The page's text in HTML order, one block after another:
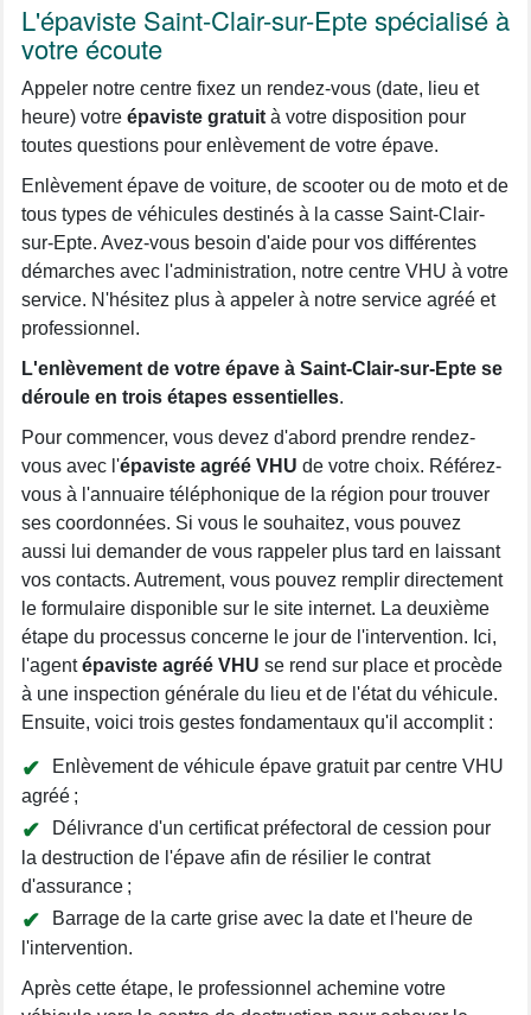
L'épaviste Saint-Clair-sur-Epte spécialisé à
votre écoute
Appeler notre centre fixez un rendez-vous (date, lieu et
heure) votre épaviste gratuit à votre disposition pour
toutes questions pour enlèvement de votre épave.
Enlèvement épave de voiture, de scooter ou de moto et de
tous types de véhicules destinés à la casse Saint-Clair-
sur-Epte. Avez-vous besoin d'aide pour vos différentes
démarches avec l'administration, notre centre VHU à votre
service. N'hésitez plus à appeler à notre service agréé et
professionnel.
L'enlèvement de votre épave à Saint-Clair-sur-Epte se
déroule en trois étapes essentielles.
Pour commencer, vous devez d'abord prendre rendez-
vous avec l'épaviste agréé VHU de votre choix. Référez-
vous à l'annuaire téléphonique de la région pour trouver
ses coordonnées. Si vous le souhaitez, vous pouvez
aussi lui demander de vous rappeler plus tard en laissant
vos contacts. Autrement, vous pouvez remplir directement
le formulaire disponible sur le site internet. La deuxième
étape du processus concerne le jour de l'intervention. Ici,
l'agentépaviste agréé VHU se rend sur place et procède
à une inspection générale du lieu et de l'état du véhicule.
Ensuite, voici trois gestes fondamentaux qu'il accomplit :
Enlèvement de véhicule épave gratuit par centre VHU
agréé ;
Délivrance d'un certificat préfectoral de cession pour
la destruction de l'épave afin de résilier le contrat
d'assurance ;
Barrage de la carte grise avec la date et l'heure de
l'intervention.
Après cette étape, le professionnel achemine votre